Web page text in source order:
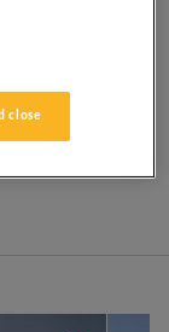
Classe
espaces
passer une
close